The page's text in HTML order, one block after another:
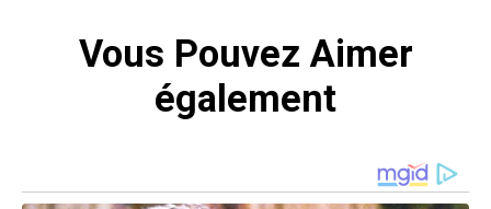
Vous Pouvez Aimer
également